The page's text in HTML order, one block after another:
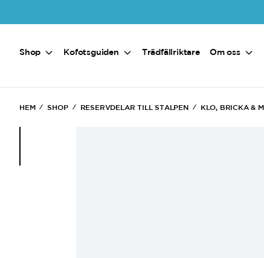
Shop Kofotsguiden Trädfällriktare Om oss
HEM SHOP RESERVDELAR TILL STALPEN KLO, BRICKA &